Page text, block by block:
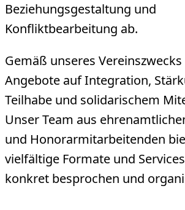
Beziehungsgestaltung und
Konfliktbearbeitung ab.
Gemäß unseres
Angebote auf Integration,
Teilhabe und solidarischem
Unser Team aus
und Honorarmitarbeitenden
vielfältige Formate und
konkret besprochen und